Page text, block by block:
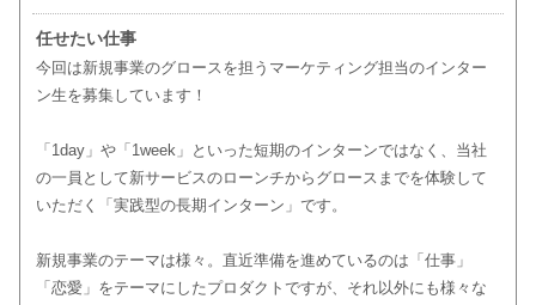
任せたい仕事
今回は新規事業のグロースを担うマーケティング担当のインター
ン生を募集しています！
「1day」や「1week」といった短期のインターンではなく、当社
の一員として新サービスのローンチからグロースまでを体験して
いただく「実践型の長期インターン」です。
新規事業のテーマは様々。直近準備を進めているのは「仕事」
「恋愛」をテーマにしたプロダクトですが、それ以外にも様々な